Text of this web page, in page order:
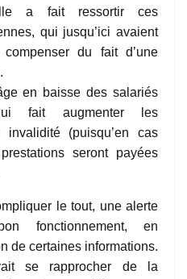
a fait ressortir ces
qui jusqu’ici avaient
du fait d’une
en baisse des salariés
fait augmenter les
invalidité (puisqu’en cas
seront payées
le tout, une alerte
fonctionnement, en
de certaines informations.
se rapprocher de la